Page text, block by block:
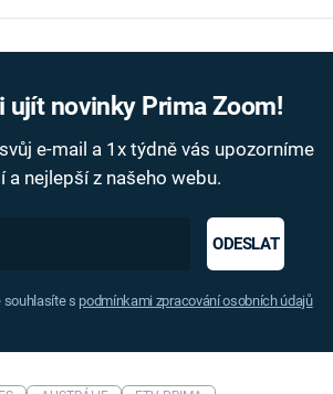
ujít novinky Prima Zoom!
e-mail a 1x týdně vás upozorníme
a nejlepší z našeho webu.
ODESLAT
souhlasíte s podmínkami zpracování osobních údajů